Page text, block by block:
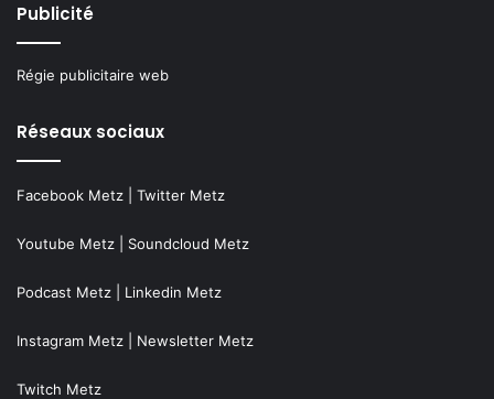
Publicité
Régie publicitaire web
Réseaux sociaux
Facebook Metz Twitter Metz
Youtube Metz Soundcloud Metz
Podcast Metz Linkedin Metz
Instagram Metz Newsletter Metz
Twitch Metz